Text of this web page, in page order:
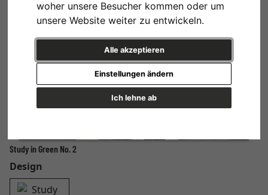
woher unsere Besucher kommen oder um
unsere Website weiter zu entwickeln.
Alle akzeptieren
Ich lehne ab
Einstellungen ändern
Study in Green No. 2
Design